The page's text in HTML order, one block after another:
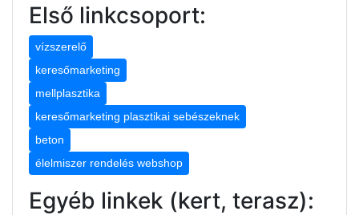
Első linkcsoport:
vízszerelő
keresőmarketing
mellplasztika
keresőmarketing plasztikai sebészeknek
beton
élelmiszer rendelés webshop
Egyéb linkek (kert, terasz):